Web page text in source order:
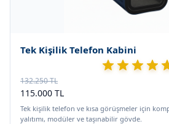
Tek Kişilik Telefon Kabini
132.250 TL
115.000 TL
Tek kişilik telefon ve kısa görüşmeler için
yalıtımı, modüler ve taşınabilir gövde.